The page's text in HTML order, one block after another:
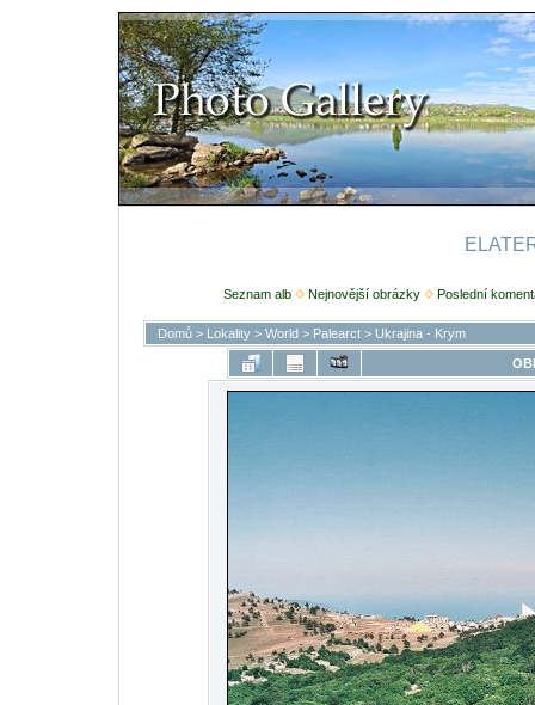
Seznam alb Nejnovější obrázky Poslední
Domů> Lokality> World> Palearct> Ukrajina - Krym